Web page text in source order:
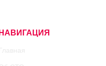
НАВИГАЦИЯ
Главная